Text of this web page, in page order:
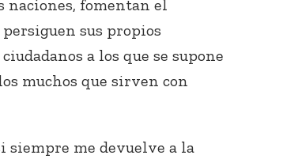
naciones, fomentan el
sus propios
a los que se supone
muchos que sirven con
siempre me devuelve a la